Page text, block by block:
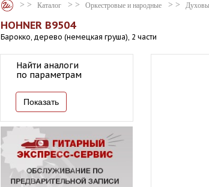
Каталог Оркестровые и народные
HOHNER B9504
Барокко, дерево (немецкая груша), 2 части
Найти аналоги
по параметрам